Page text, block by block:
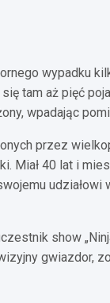
wypadku
tam aż pięć
wpadając
przez
Miał 40 lat i
udziałowi
show
gwiazdor,